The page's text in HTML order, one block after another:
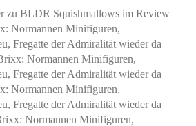
zu BLDR Squishmallows im Review
Normannen Minifiguren,
Fregatte der Admiralität wieder da
Normannen Minifiguren,
Fregatte der Admiralität wieder da
Normannen Minifiguren,
Fregatte der Admiralität wieder da
Normannen Minifiguren,